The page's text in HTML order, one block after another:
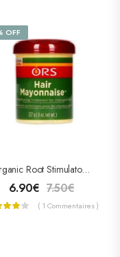
OFF
Organic Root Stimulator Traitement Hair Mayonnaise 227g
6.90€ 7.50€
( 1 Commentaires )